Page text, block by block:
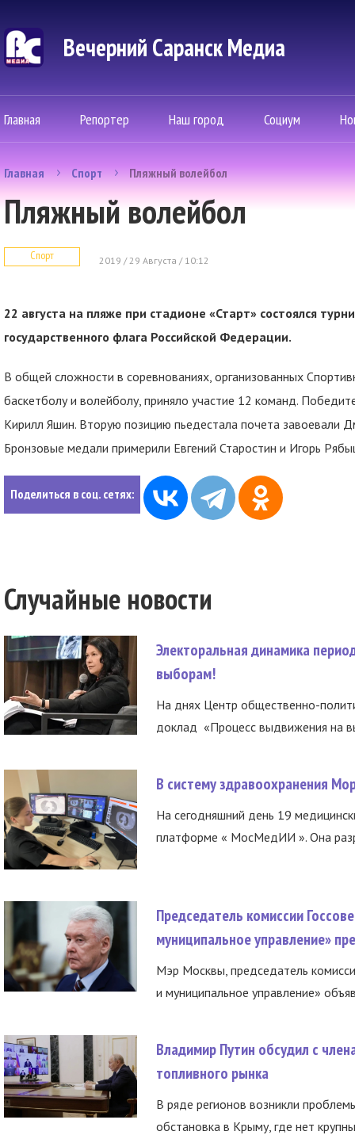
Вечерний Саранск Mедиа
Главная Репортер Наш город Социум
Главная Спорт Пляжный волейбол
Пляжный волейбол
Спорт 2019 / 29 Августа / 10:12
22 августа на пляже при стадионе «Старт» состоялся
государственного флага Российской Федерации.
В общей сложности в соревнованиях, организованных
баскетболу и волейболу, приняло участие 12 команд.
Кирилл Яшин. Вторую позицию пьедестала почета завоевали
Бронзовые медали примерили Евгений Старостин и Игорь
Поделиться в соц. сетях:
Случайные новости
Электоральная динамика
выборам!
На днях Центр общественно-
доклад «Процесс выдвижения на
В систему здравоохранения
На сегодняшний день 19
платформе « МосМедИИ ». Она
Председатель комиссии
муниципальное управление»
Мэр Москвы, председатель
и муниципальное управление»
Владимир Путин обсудил с
топливного рынка
В ряде регионов возникли
обстановка в Крыму, где нет